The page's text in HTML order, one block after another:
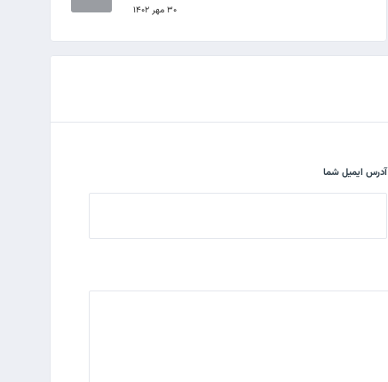
۳۰ مهر ۱۴۰۲
آدرس ایمیل شما